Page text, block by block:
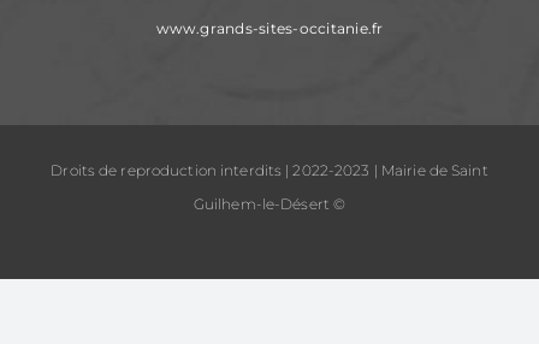
www.grands-sites-occitanie.fr
Droits de reproduction interdits | 2022-2023 | Mairie de Saint
Guilhem-le-Désert ©